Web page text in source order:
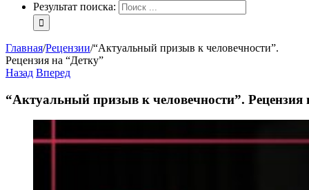
Результат поиска:
Главная/Рецензии/“Актуальный призыв к человечности”.
Рецензия на “Детку”
Назад Вперед
“Актуальный призыв к человечности”. Рецензия